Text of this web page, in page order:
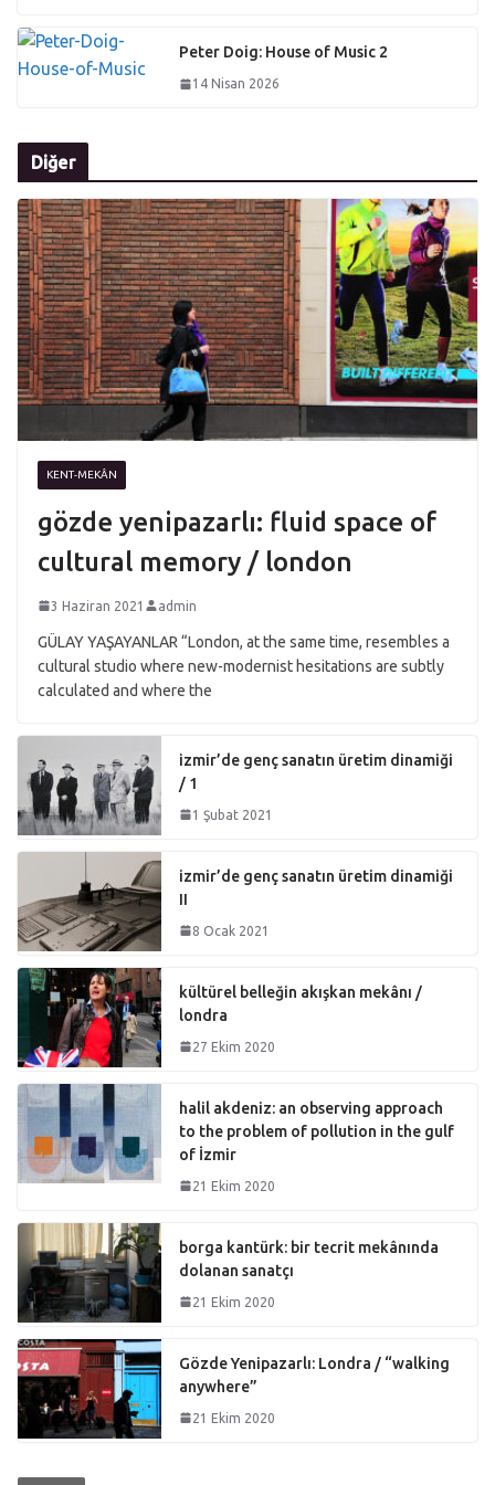
Peter Doig: House of Music 2
14 Nisan 2026
Diğer
KENT-MEKÂN
gözde yenipazarlı: fluid space of
cultural memory / london
3 Haziran 2021 admin
GÜLAY YAŞAYANLAR “London, at the same time, resembles a
cultural studio where new-modernist hesitations are subtly
calculated and where the
izmir’de genç sanatın üretim dinamiği
/ 1
1 Şubat 2021
izmir’de genç sanatın üretim dinamiği
II
8 Ocak 2021
kültürel belleğin akışkan mekânı /
londra
27 Ekim 2020
halil akdeniz: an observing approach
to the problem of pollution in the gulf
of İzmir
21 Ekim 2020
borga kantürk: bir tecrit mekânında
dolanan sanatçı
21 Ekim 2020
Gözde Yenipazarlı: Londra / “walking
anywhere”
21 Ekim 2020